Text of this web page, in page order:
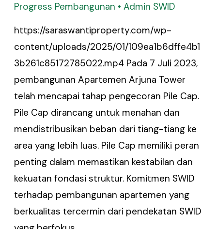
Progress Pembangunan •Admin SWID
https://saraswantiproperty.com/wp-
content/uploads/2025/01/109ea1b6dffe4b1
3b261c85172785022.mp4 Pada 7 Juli 2023,
pembangunan Apartemen Arjuna Tower
telah mencapai tahap pengecoran Pile Cap.
Pile Cap dirancang untuk menahan dan
mendistribusikan beban dari tiang-tiang ke
area yang lebih luas. Pile Cap memiliki peran
penting dalam memastikan kestabilan dan
kekuatan fondasi struktur. Komitmen SWID
terhadap pembangunan apartemen yang
berkualitas tercermin dari pendekatan SWID